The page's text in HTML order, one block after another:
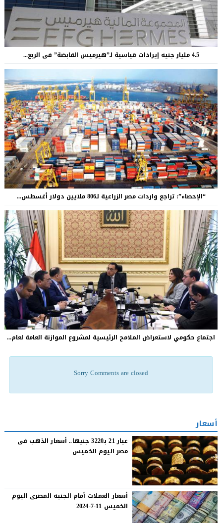
4.5 مليار جنيه إيرادات قياسية لـ”هيرميس القابضة” فى الربع...
“الإحصاء”: تراجع واردات مصر الزراعية لـ806 ملايين دولار أغسطس...
اجتماع حكومي لاستعراض الملامح الرئيسية لمشروع الموازنة العامة لعام...
Sorry Comments are closed
أسعار
عيار 21 بـ3220 جنيها.. أسعار الذهب فى
مصر اليوم الخميس
أسعار العملات أمام الجنيه المصرى اليوم
الخميس 11-7-2024